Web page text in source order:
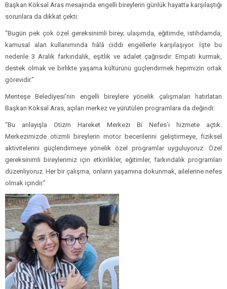
Başkan Köksal Aras mesajında engelli bireylerin günlük hayatta karşılaştığı
sorunlara da dikkat çekti:
“Bugün pek çok özel gereksinimli birey; ulaşımda, eğitimde, istihdamda,
kamusal alan kullanımında hâlâ ciddi engellerle karşılaşıyor. İşte bu
nedenle 3 Aralık farkındalık, eşitlik ve adalet çağrısıdır. Empati kurmak,
destek olmak ve birlikte yaşama kültürünü güçlendirmek hepimizin ortak
görevidir.”
Menteşe Belediyesi’nin engelli bireylere yönelik çalışmaları hatırlatan
Başkan Köksal Aras, açılan merkez ve yürütülen programlara da değindi:
“Bu anlayışla Otizm Hareket Merkezi Bi Nefes’i hizmete açtık.
Merkezimizde otizmli bireylerin motor becerilerini geliştirmeye, fiziksel
aktivitelerini güçlendirmeye yönelik özel programlar uyguluyoruz. Özel
gereksinimli bireylerimiz için etkinlikler, eğitimler, farkındalık programları
düzenliyoruz. Her bir çalışma, onların yaşamına dokunmak, ailelerine nefes
olmak içindir.”